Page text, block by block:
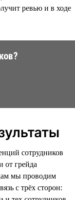
ревью и в ходе
сотрудников
от грейда
мы проводим
с трёх сторон: